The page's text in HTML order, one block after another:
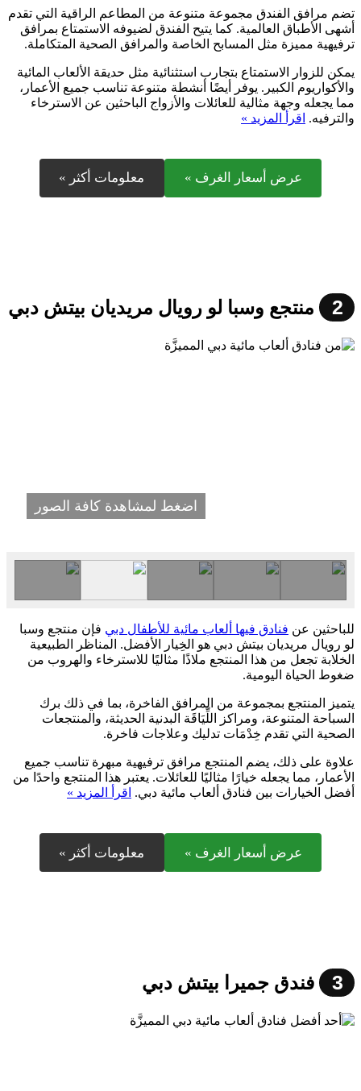
تضم مرافق الفندق مجموعة متنوعة من المطاعم الراقية التي تقدم
أشهى الأطباق العالمية. كما يتيح الفندق لضيوفه الاستمتاع بمرافق
ترفيهية مميزة مثل المسابح الخاصة والمرافق الصحية المتكاملة.
يمكن للزوار الاستمتاع بتجارب استثنائية مثل حديقة الألعاب المائية
والأكواريوم الكبير. يوفر أيضًا أنشطة متنوعة تناسب جميع الأعمار،
مما يجعله وجهة مثالية للعائلات والأزواج الباحثين عن الاسترخاء
والترفيه. اقرأ المزيد »
عرض أسعار الغرف » معلومات أكثر »
2 منتجع وسبا لو رويال مريديان بيتش دبي
اضغط لمشاهدة كافة الصور
للباحثين عن فنادق فيها ألعاب مائية للأطفال دبي فإن منتجع وسبا
لو رويال مريديان بيتش دبي هو الخِيار الأفضل. المناظر الطبيعية
الخلابة تجعل من هذا المنتجع ملاذًا مثاليًا للاسترخاء والهروب من
ضغوط الحياة اليومية.
يتميز المنتجع بمجموعة من المرافق الفاخرة، بما في ذلك برك
السباحة المتنوعة، ومراكز اللِّيَاقَة البدنية الحديثة، والمنتجعات
الصحية التي تقدم خِدْمَات تدليك وعلاجات فاخرة.
علاوة على ذلك، يضم المنتجع مرافق ترفيهية مبهرة تناسب جميع
الأعمار، مما يجعله خيارًا مثاليًا للعائلات. يعتبر هذا المنتجع واحدًا من
أفضل الخيارات بين فنادق ألعاب مائية دبي. اقرأ المزيد »
عرض أسعار الغرف » معلومات أكثر »
3 فندق جميرا بيتش دبي